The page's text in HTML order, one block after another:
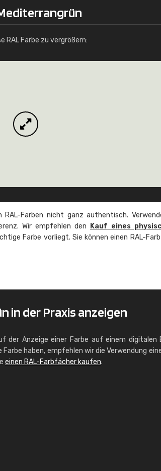
RAL Farbe zu vergrößern:
RAL-Farben nicht ganz authentisch.
Wir empfehlen den
Kauf eines
Farbe vorliegt. Sie können einen RAL-
in der Praxis anzeigen
der Anzeige einer Farbe auf einem digitalen
haben, empfehlen wir die Verwendung
einen RAL-Farbfächer kaufen.